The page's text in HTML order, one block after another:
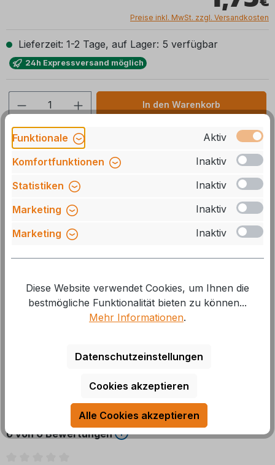
Preise inkl. MwSt. zzgl. Versandkosten
Lieferzeit: 1-2 Tage, auf Lager: 5 verfügbar
24h Expressversand möglich
Produkt Anzahl: Gib den gewünschten
In den Warenkorb
Stck Zum Merkzettel hinzufügen
Herstellernummer:
GTIN/EAN:
4041431009237
Beschreibung
Das Ersatzteil oder Zubehör ist für den Camping- und
Caravanbereich vorgesehen. Die Ausführung ist auf
Restposten, Sonstige Mehr
0 von 0 Bewertungen
Funktionale
Aktiv
Komfortfunktionen
Inaktiv
Statistiken
Inaktiv
Marketing
Inaktiv
Marketing
Inaktiv
Diese Website verwendet Cookies, um Ihnen die
bestmögliche Funktionalität bieten zu können...
Mehr Informationen.
Datenschutzeinstellungen
Cookies akzeptieren
Alle Cookies akzeptieren